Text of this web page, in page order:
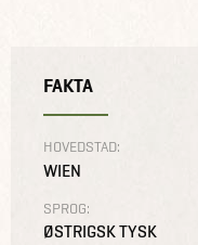
FAKTA
HOVEDSTAD:
WIEN
SPROG:
ØSTRIGSK TYSK